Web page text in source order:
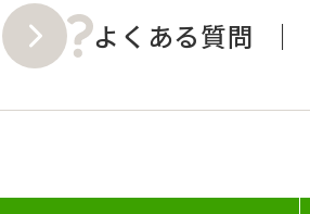
よくある質問